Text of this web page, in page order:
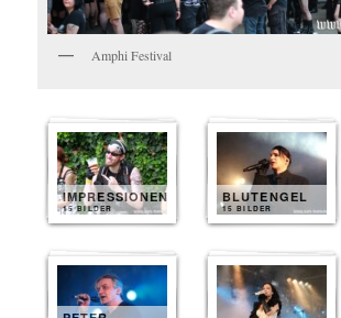
Amphi Festival
IMPRESSIONEN
15 BILDER
BLUTENGEL
15 BILDER